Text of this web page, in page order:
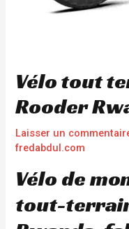
Vélo tout
Rooder
Laisser un
fredabdul.com
Vélo de
tout-